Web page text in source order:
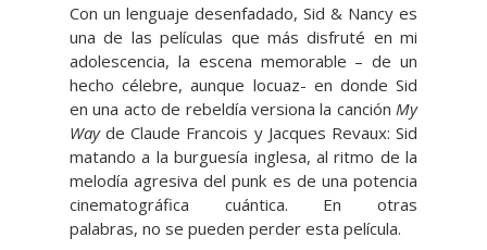
Con un lenguaje desenfadado, Sid & Nancy es
una de las películas que más disfruté en mi
adolescencia, la escena memorable – de un
hecho célebre, aunque locuaz- en donde Sid
en una acto de rebeldía versiona la canción My
Wayde Claude Francois y Jacques Revaux: Sid
matando a la burguesía inglesa, al ritmo de la
melodía agresiva del punk es de una potencia
cinematográfica cuántica. En otras
palabras, no se pueden perder esta película.